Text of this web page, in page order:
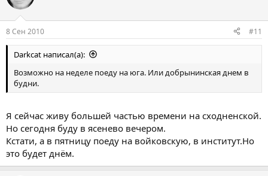
8 Сен 2010 #11
Darkcat написал(а):
Возможно на неделе поеду на юга. Или добрынинская днем в
будни.
Я сейчас живу большей частью времени на сходненской.
Но сегодня буду в ясенево вечером.
Кстати, а в пятницу поеду на войковскую, в институт.Но
это будет днём.